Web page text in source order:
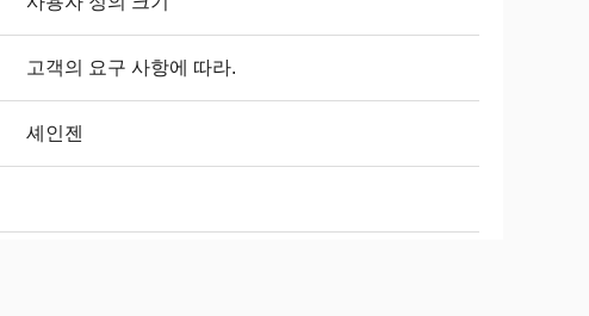
고객의 요구 사항에 따라.
셰인젠